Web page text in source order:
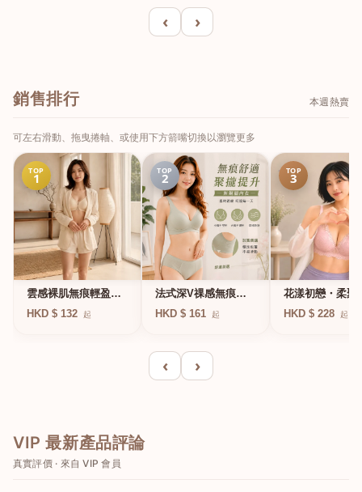
‹ ›
銷售排行 本週熱賣
可左右滑動、拖曳捲軸、或使用下方箭嘴切換以瀏覽更多
TOP
1
雲感裸肌無痕輕盈無
鋼圈內衣
HKD $ 132 起
TOP
2
法式深V祼感無痕果
凍軟支撐條無鋼圈內
HKD $ 161 起
TOP
3
花漾初戀・柔聚
圈蕾絲內衣
HKD $ 228 起
‹ ›
VIP 最新產品評論
真實評價 · 來自 VIP 會員